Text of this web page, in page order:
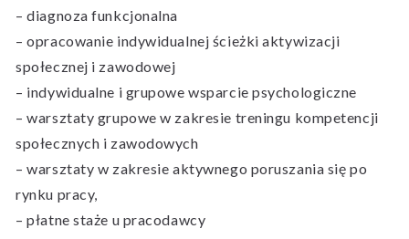
– diagnoza funkcjonalna
– opracowanie indywidualnej ścieżki aktywizacji
społecznej i zawodowej
– indywidualne i grupowe wsparcie psychologiczne
– warsztaty grupowe w zakresie treningu kompetencji
społecznych i zawodowych
– warsztaty w zakresie aktywnego poruszania się po
rynku pracy,
– płatne staże u pracodawcy